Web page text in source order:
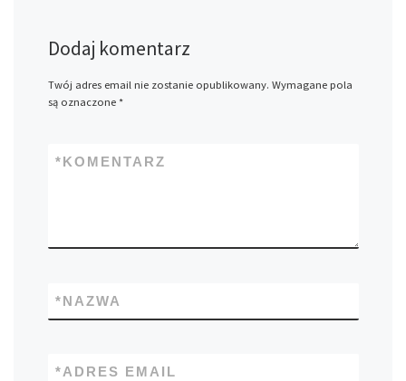
Dodaj komentarz
Twój adres email nie zostanie opublikowany. Wymagane pola
są oznaczone *
KOMENTARZ
*
NAZWA
*
ADRES EMAIL
*